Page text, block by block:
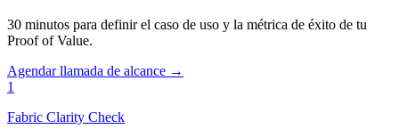
30 minutos para definir el caso de uso y la métrica de éxito de tu
Proof of Value.
Agendar llamada de alcance →
1
Fabric Clarity Check